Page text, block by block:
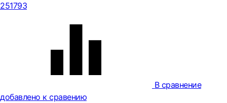
251793
В сравнение
добавлено к сравению